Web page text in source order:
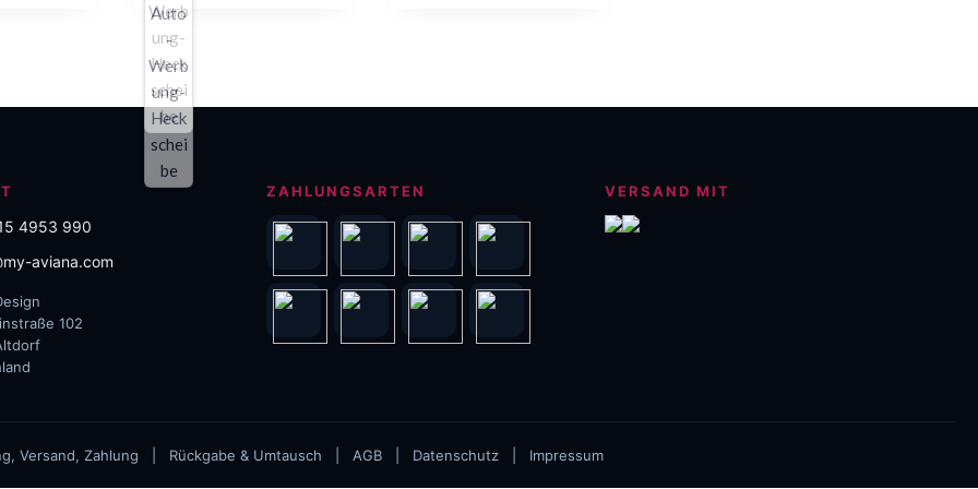
der
Produktseite
gewählt
werden
werden
4953 990
aviana.com
102
ZAHLUNGSARTEN VERSAND MIT
Versand, Zahlung Rückgabe & Umtausch AGB Datenschutz Impressum